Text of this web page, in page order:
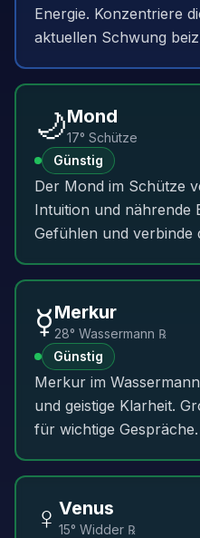
Energie. Konzentriere
aktuellen Schwung
🌙Mond
17° Schütze
Günstig
Der Mond im Schütze
Intuition und nährende
Gefühlen und verbinde
☿️Merkur
28° Wassermann ℞
Günstig
Merkur im
und geistige Klarheit.
für wichtige Gespräche.
♀️ Venus
15° Widder ℞